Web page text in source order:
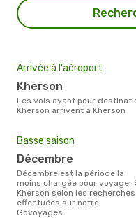
Arrivée à l'aéroport
Kherson
Les vols ayant pour destination
Kherson arrivent à Kherson
Basse saison
décembre
décembre est la période la
moins chargée pour voyager
Kherson selon les recherches
effectuées sur notre
Govoyages.